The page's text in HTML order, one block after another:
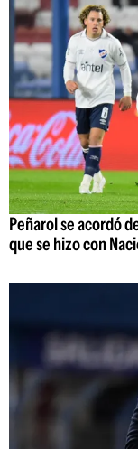
Peñarol se acordó
que se hizo con